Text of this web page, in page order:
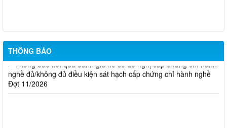
THÔNG BÁO
nghề đủ/không đủ điều kiện sát hạch cấp chứng chỉ hành nghề
Đợt 11/2026